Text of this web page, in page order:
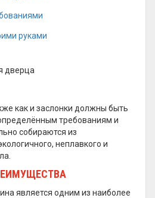
руками
как и заслонки должны быть
требованиям и
собираются из
неплавкого и
является одним из наиболее